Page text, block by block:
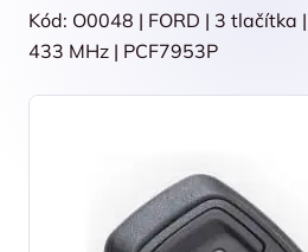
Kód: O0048 | FORD | 3 tlačítka
433 MHz | PCF7953P